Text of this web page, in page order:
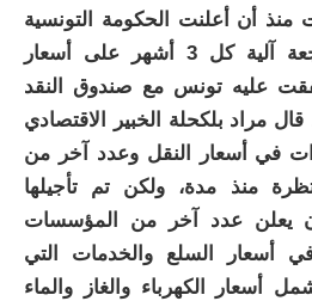
منذ أن أعلنت الحكومة التونسية
عن عزمها تطبيق مراجعة آلية كل 3 أشهر على أسعار
عليه تونس مع صندوق النقد
مراد بلكحلة الخبير الاقتصادي
في أسعار النقل وعدد آخر من
منذ مدة، ولكن تم تأجيلها
يعلن عدد آخر من المؤسسات
أسعار السلع والخدمات التي
أسعار الكهرباء والغاز والماء